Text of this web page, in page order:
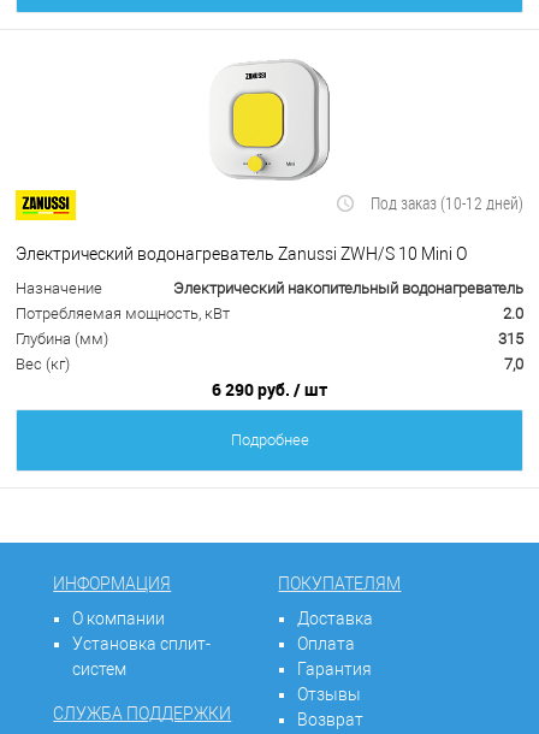
Под заказ (10-12 дней)
Электрический водонагреватель Zanussi ZWH/S 10 Mini O
Назначение
Электрический накопительный водонагреватель
Потребляемая мощность, кВт
2.0
Глубина (мм)
315
Вес (кг)
7,0
6 290 руб. / шт
Подробнее
ИНФОРМАЦИЯ
О компании
Установка сплит-
систем
СЛУЖБА ПОДДЕРЖКИ
ПОКУПАТЕЛЯМ
Доставка
Оплата
Гарантия
Отзывы
Возврат